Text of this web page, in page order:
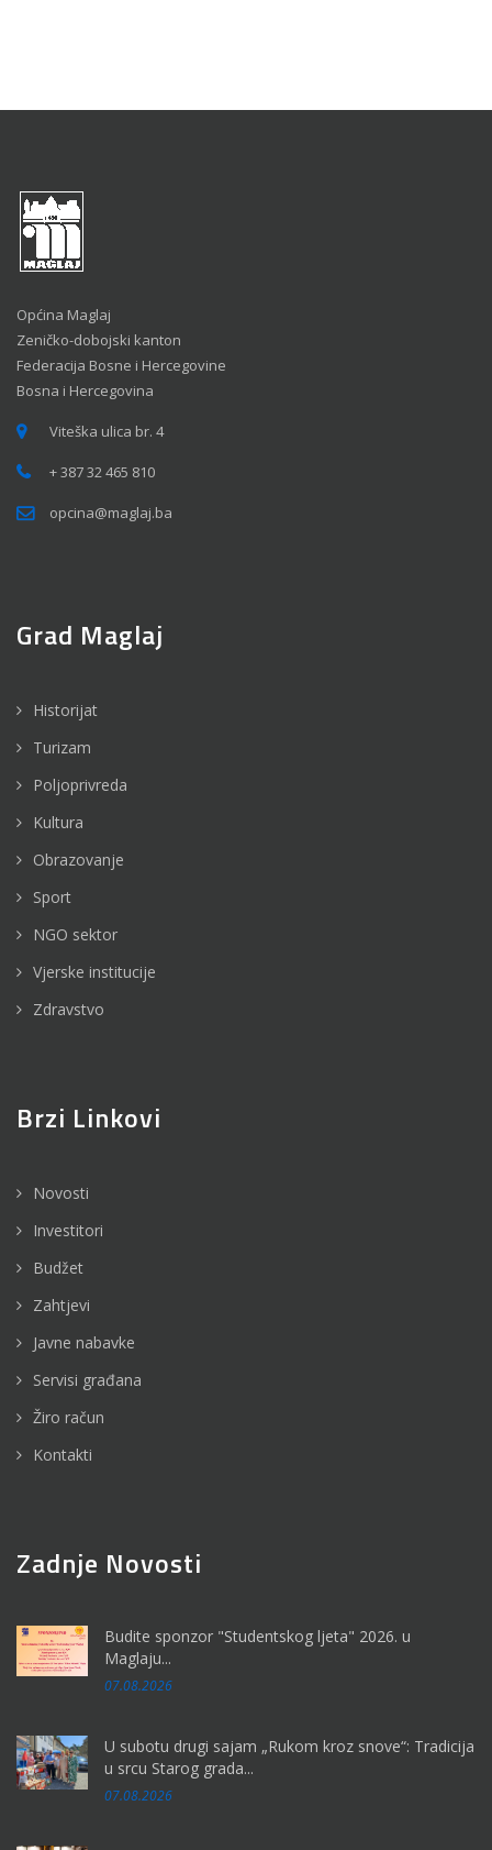
Općina Maglaj
Zeničko-dobojski kanton
Federacija Bosne i Hercegovine
Bosna i Hercegovina
Viteška ulica br. 4
+ 387 32 465 810
opcina@maglaj.ba
Grad Maglaj
Historijat
Turizam
Poljoprivreda
Kultura
Obrazovanje
Sport
NGO sektor
Vjerske institucije
Zdravstvo
Brzi Linkovi
Novosti
Investitori
Budžet
Zahtjevi
Javne nabavke
Servisi građana
Žiro račun
Kontakti
Zadnje Novosti
Budite sponzor "Studentskog ljeta" 2026. u
Maglaju...
07.08.2026
U subotu drugi sajam „Rukom kroz snove“: Tradicija
u srcu Starog grada...
07.08.2026